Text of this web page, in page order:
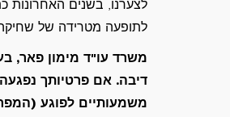
לצערנו, בשנים האחרונות
לתופעה מטרידה של
משרד עו"ד מימון פאר,
דיבה. אם פרטיותך